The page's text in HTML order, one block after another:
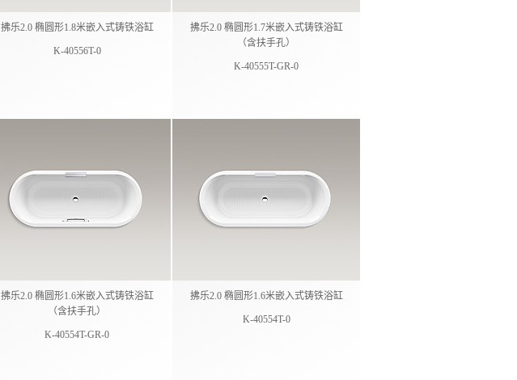
拂乐2.0 椭圆形1.8米嵌入式铸铁浴缸
K-40556T-0
拂乐2.0 椭圆形1.7米嵌入式铸铁浴缸
（含扶手孔）
K-40555T-GR-0
拂乐2.0 椭圆形1.6米嵌入式铸铁浴缸
（含扶手孔）
K-40554T-GR-0
拂乐2.0 椭圆形1.6米嵌入式铸铁浴缸
K-40554T-0